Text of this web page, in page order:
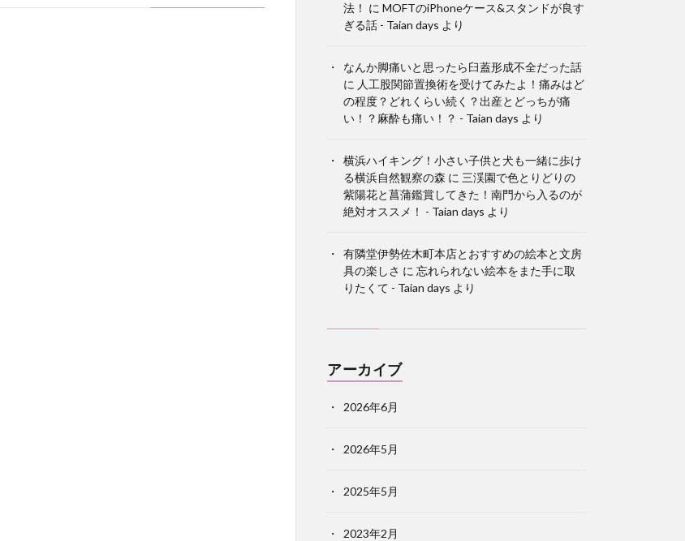
法！ に MOFTのiPhoneケース&スタンドが良す
ぎる話 - Taian days より
なんか脚痛いと思ったら臼蓋形成不全だった話
に 人工股関節置換術を受けてみたよ！痛みはど
の程度？どれくらい続く？出産とどっちが痛
い！？麻酔も痛い！？ - Taian days より
横浜ハイキング！小さい子供と犬も一緒に歩け
る横浜自然観察の森 に 三渓園で色とりどりの
紫陽花と菖蒲鑑賞してきた！南門から入るのが
絶対オススメ！ - Taian days より
有隣堂伊勢佐木町本店とおすすめの絵本と文房
具の楽しさ に 忘れられない絵本をまた手に取
りたくて - Taian days より
アーカイブ
2026年6月
2026年5月
2025年5月
2023年2月